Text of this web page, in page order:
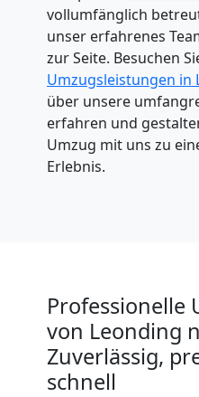
vollumfänglich
unser erfahrenes
zur Seite. Besuchen
Umzugsleistungen in
über unsere
erfahren und
Umzug mit uns zu
Erlebnis.
Professionelle
von Leonding
Zuverlässig,
schnell